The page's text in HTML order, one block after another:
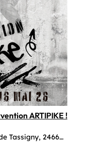
ARTIPIKE !
Tassigny, 24660